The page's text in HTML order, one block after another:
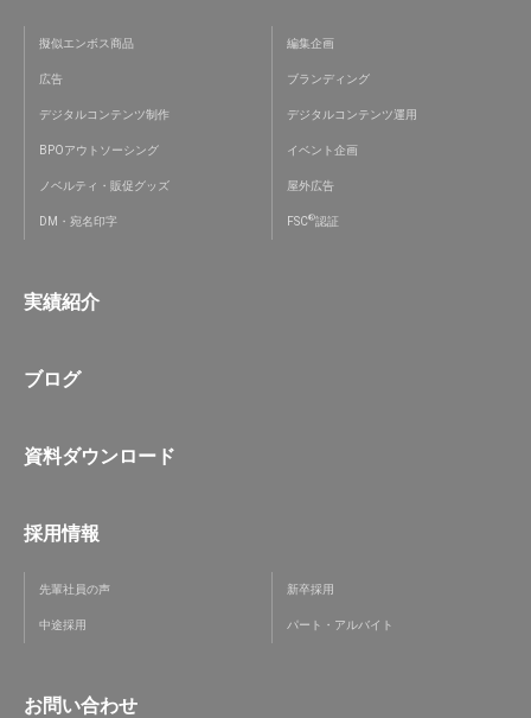
擬似エンボス商品 編集企画
広告 ブランディング
デジタルコンテンツ制作 デジタルコンテンツ運用
BPOアウトソーシング イベント企画
ノベルティ・販促グッズ 屋外広告
DM・宛名印字 FSC®認証
実績紹介
ブログ
資料ダウンロード
採用情報
先輩社員の声 新卒採用
中途採用 パート・アルバイト
お問い合わせ